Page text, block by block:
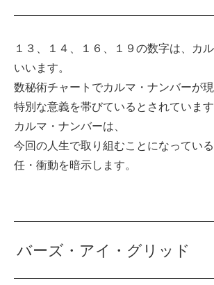
１３、１４、１６、１９の数字は、カ
いいます。
数秘術チャートでカルマ・ナンバーが現
特別な意義を帯びているとされています
カルマ・ナンバーは、
今回の人生で取り組むことになってい
任・衝動を暗示します。
バーズ・アイ・グリッド